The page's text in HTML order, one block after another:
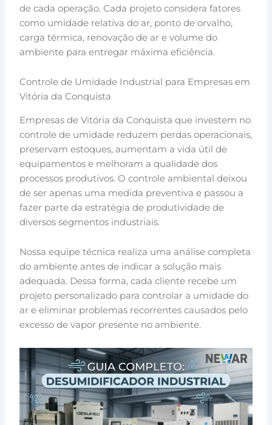
de cada operação. Cada projeto considera fatores
como umidade relativa do ar, ponto de orvalho,
carga térmica, renovação de ar e volume do
ambiente para entregar máxima eficiência.
Controle de Umidade Industrial para Empresas em
Vitória da Conquista
Empresas de Vitória da Conquista que investem no
controle de umidade reduzem perdas operacionais,
preservam estoques, aumentam a vida útil de
equipamentos e melhoram a qualidade dos
processos produtivos. O controle ambiental deixou
de ser apenas uma medida preventiva e passou a
fazer parte da estratégia de produtividade de
diversos segmentos industriais.
Nossa equipe técnica realiza uma análise completa
do ambiente antes de indicar a solução mais
adequada. Dessa forma, cada cliente recebe um
projeto personalizado para controlar a umidade do
ar e eliminar problemas recorrentes causados pelo
excesso de vapor presente no ambiente.